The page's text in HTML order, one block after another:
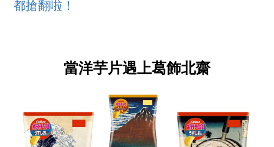
都搶翻啦！
當洋芋片遇上葛飾北齋